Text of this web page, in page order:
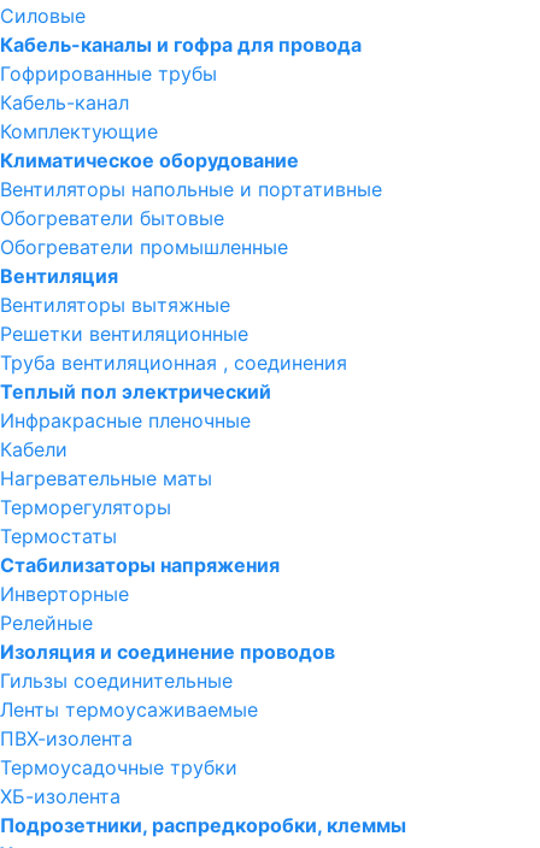
Силовые
Кабель-каналы и гофра для провода
Гофрированные трубы
Кабель-канал
Комплектующие
Климатическое оборудование
Вентиляторы напольные и портативные
Обогреватели бытовые
Обогреватели промышленные
Вентиляция
Вентиляторы вытяжные
Решетки вентиляционные
Труба вентиляционная , соединения
Теплый пол электрический
Инфракрасные пленочные
Кабели
Нагревательные маты
Терморегуляторы
Термостаты
Стабилизаторы напряжения
Инверторные
Релейные
Изоляция и соединение проводов
Гильзы соединительные
Ленты термоусаживаемые
ПВХ-изолента
Термоусадочные трубки
ХБ-изолента
Подрозетники, распредкоробки, клеммы